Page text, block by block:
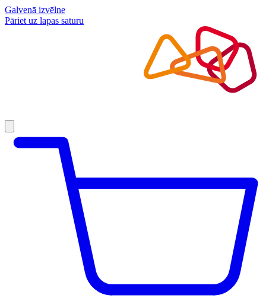
Galvenā izvēlne
Pāriet uz lapas saturu